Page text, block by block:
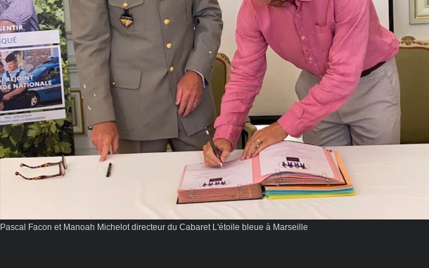
Pascal Facon et Manoah Michelot directeur du Cabaret L'étoile bleue à Marseille